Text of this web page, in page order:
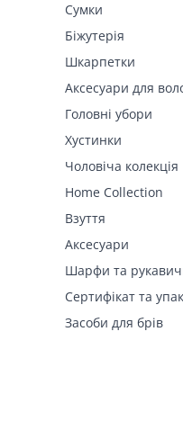
Сумки
Біжутерія
Шкарпетки
Аксесуари для
Головні убори
Хустинки
Чоловіча колекція
Home Collection
Взуття
Аксесуари
Шарфи та
Сертифікат та
Засоби для брів
Розмір (3)
Бренд (17)